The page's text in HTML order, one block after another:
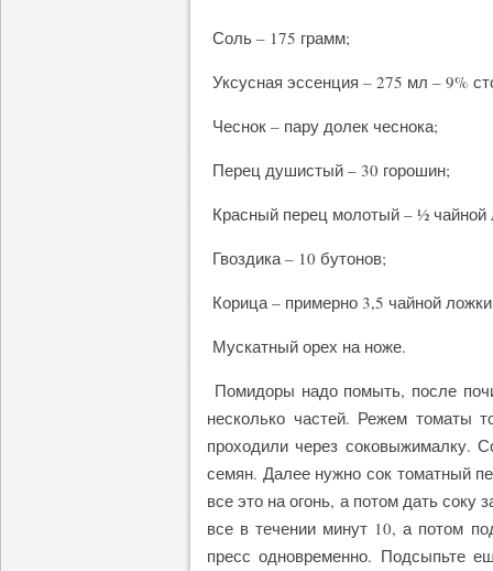
Соль – 175 грамм;
Уксусная эссенция – 275 мл – 9%
Чеснок – пару долек чеснока;
Перец душистый – 30 горошин;
Красный перец молотый – ½ чайной
Гвоздика – 10 бутонов;
Корица – примерно 3,5 чайной
Мускатный орех на ноже.
Помидоры надо помыть, после
несколько частей. Режем томаты
проходили через соковыжималку.
семян. Далее нужно сок томатный
все это на огонь, а потом дать
все в течении минут 10, а потом
пресс одновременно. Подсыпьте